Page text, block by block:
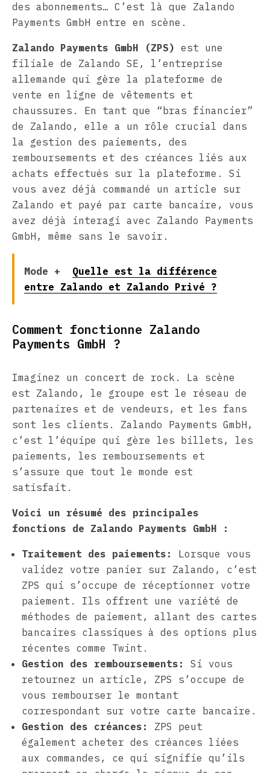
des abonnements… C’est là que Zalando
Payments GmbH entre en scène.
Zalando Payments GmbH (ZPS) est une
filiale de Zalando SE, l’entreprise
allemande qui gère la plateforme de
vente en ligne de vêtements et
chaussures. En tant que “bras financier”
de Zalando, elle a un rôle crucial dans
la gestion des paiements, des
remboursements et des créances liés aux
achats effectués sur la plateforme. Si
vous avez déjà commandé un article sur
Zalando et payé par carte bancaire, vous
avez déjà interagi avec Zalando Payments
GmbH, même sans le savoir.
Mode +
Quelle est la différence
entre Zalando et Zalando Privé ?
Comment fonctionne Zalando
Payments GmbH ?
Imaginez un concert de rock. La scène
est Zalando, le groupe est le réseau de
partenaires et de vendeurs, et les fans
sont les clients. Zalando Payments GmbH,
c’est l’équipe qui gère les billets, les
paiements, les remboursements et
s’assure que tout le monde est
satisfait.
Voici un résumé des principales
fonctions de Zalando Payments GmbH :
Traitement des paiements:
Lorsque vous
validez votre panier sur Zalando, c’est
ZPS qui s’occupe de réceptionner votre
paiement. Ils offrent une variété de
méthodes de paiement, allant des cartes
bancaires classiques à des options plus
récentes comme Twint.
Gestion des remboursements:
Si vous
retournez un article, ZPS s’occupe de
vous rembourser le montant
correspondant sur votre carte bancaire.
Gestion des créances:
ZPS peut
également acheter des créances liées
aux commandes, ce qui signifie qu’ils